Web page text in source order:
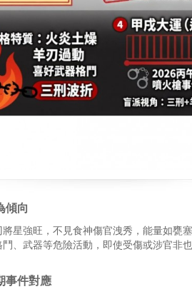
傾向
星強旺，不見食神傷官洩秀，能量如甕
、武器等危險活動，即使受傷或涉官非
事件對應